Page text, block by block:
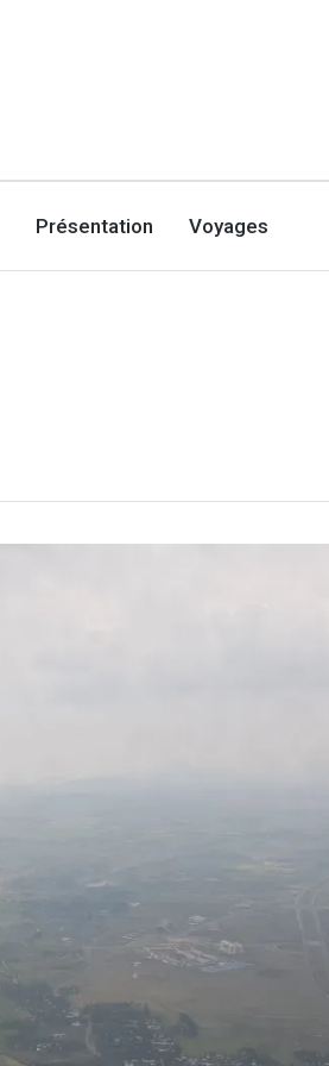
Présentation Voyages